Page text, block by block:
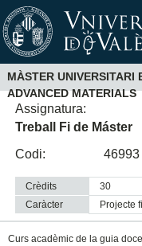
MÀSTER UNIVERSITARI
ADVANCED MATERIALS
Assignatura:
Treball Fi de Máster
Codi:
46993
Crèdits
30
Caràcter
projecte
Curs acadèmic de la guia